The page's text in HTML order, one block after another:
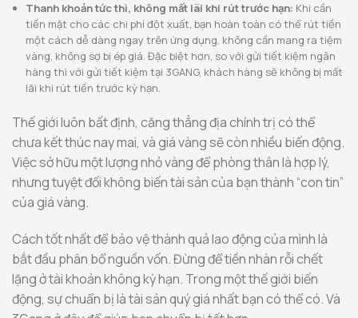
Thanh khoản tức thì, không mất lãi khi rút trước hạn: Khi cần
tiền mặt cho các chi phí đột xuất, bạn hoàn toàn có thể rút tiền
một cách dễ dàng ngay trên ứng dụng, không cần mang ra tiệm
vàng, không sợ bị ép giá. Đặc biệt hơn, so với gửi tiết kiệm ngân
hàng thì với gửi tiết kiệm tại 3GANG, khách hàng sẽ không bị mất
lãi khi rút tiền trước kỳ hạn.
Thế giới luôn bất định, căng thẳng địa chính trị có thể
chưa kết thúc nay mai, và giá vàng sẽ còn nhiều biến động.
Việc sở hữu một lượng nhỏ vàng để phòng thân là hợp lý,
nhưng tuyệt đối không biến tài sản của bạn thành “con tin”
của giá vàng.
Cách tốt nhất để bảo vệ thành quả lao động của mình là
bắt đầu phân bổ nguồn vốn. Đừng để tiền nhàn rỗi chết
lặng ở tài khoản không kỳ hạn. Trong một thế giới biến
động, sự chuẩn bị là tài sản quý giá nhất bạn có thể có. Và